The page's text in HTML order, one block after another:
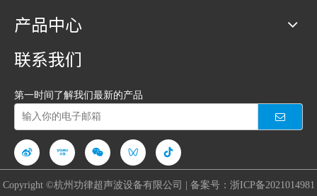
产品中心
联系我们
第一时间了解我们最新的产品
Copyright ©杭州功律超声波设备有限公司 | 备案号： 浙ICP备2021014981